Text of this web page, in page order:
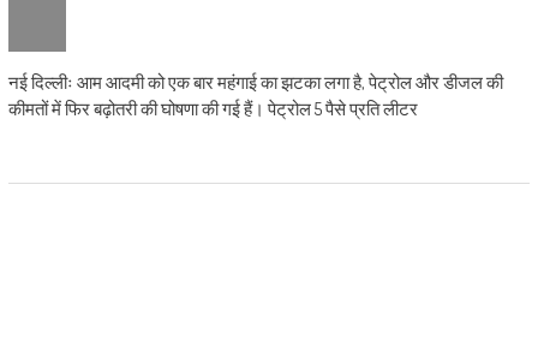
नई दिल्लीः आम आदमी को एक बार महंगाई का झटका लगा है, पेट्रोल और डीजल की
कीमतों में फिर बढ़ोतरी की घोषणा की गई हैं। पेट्रोल 5 पैसे प्रति लीटर